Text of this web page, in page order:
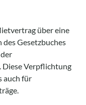
über eine
Gesetzbuches
Verpflichtung
auch für